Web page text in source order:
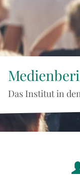
Das Institut in